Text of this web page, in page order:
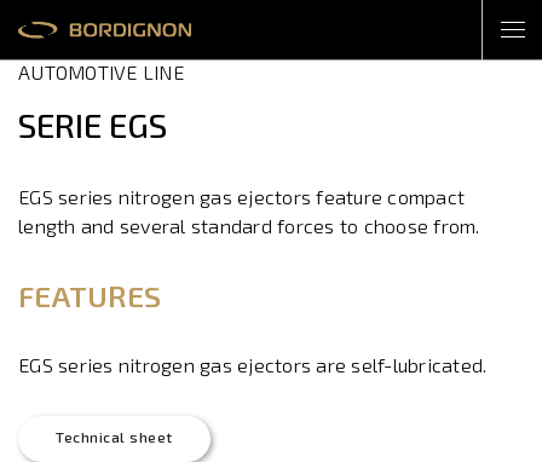
AUTOMOTIVE LINE
SERIE EGS
EGS series nitrogen gas ejectors feature compact
length and several standard forces to choose from.
FEATURES
EGS series nitrogen gas ejectors are self-lubricated.
Technical sheet